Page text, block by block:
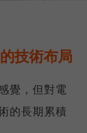
技術布局
覺，但對電
的長期累積